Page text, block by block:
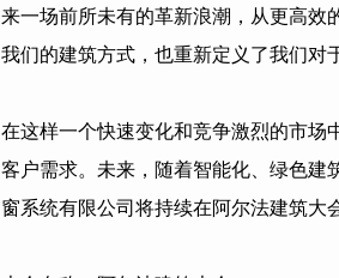
来一场前所未有的革新浪潮，从更高效
我们的建筑方式，也重新定义了我们对
在这样一个快速变化和竞争激烈的市场
客户需求。未来，随着智能化、绿色建
窗系统有限公司 将持续在阿尔法建筑大